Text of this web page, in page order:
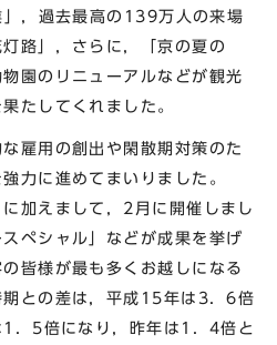
，過去最高の139万人の来場
路」，さらに，「京の夏の
園のリニューアルなどが観光
たしてくれました。
雇用の創出や閑散期対策のた
力に進めてまいりました。
に加えまして，2月に開催しまし
ペシャル」などが成果を挙げ
皆様が最も多くお越しになる
との差は，平成15年は3．6倍
．5倍になり，昨年は1．4倍と